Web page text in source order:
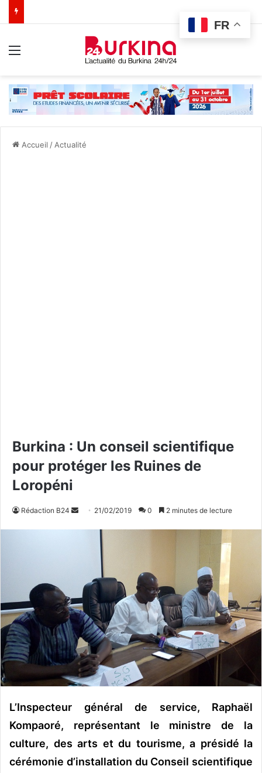
Accueil / Actualité
Burkina : Un conseil scientifique
pour protéger les Ruines de
Loropéni
Rédaction B24
u
n
c
o
u
r
21/02/2019 0 2 minutes de lecture
L’Inspecteur général de service, Raphaël
Kompaoré, représentant le ministre de la
culture, des arts et du tourisme, a présidé la
cérémonie d’installation du Conseil scientifique
FR